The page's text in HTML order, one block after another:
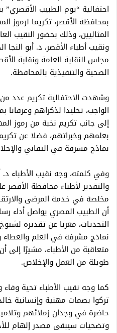
احتفالية “يوم الطبيب الأقصري”
بمحافظة الأقصر، تكريما لرموز
المثاليين، وذلك بحضور النقيب
ونقيب أطباء الأقصر، د. أبو
مجلس النقابة العامة ونقابة
الصحية والتنفيذية بالمحافظة.
وشهدت الاحتفالية تكريم عدد من
الواجب، تخليدا لذكراهم
إلى جانب تكريم نخبة من رموز
بعلمهم وخبراتهم، فضلا عن تكريم
نماذج مشرفة في التفاني
وفي كلمته، وجه نقيب الأطباء
والتقدير لأطباء محافظة
مخلصة في خدمة المرضى
أن الطبيب المصري يواصل أداء
التحديات، معربا عن تقديره
نماذج مشرفة في العلم
متعاقبة من الأطباء، مشيرًا
طويلة من العمل والإخلاص.
كما وجه نقيب الأطباء تحية وفاء
تركوا بصمات مهنية وإنسانية
حاضرة في وجدان زملائهم
وتضحيات سيبقى مصدر إلهام